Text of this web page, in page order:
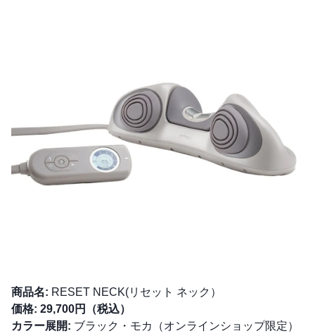
商品名: RESET NECK(リセット ネック）
価格: 29,700円（税込）
カラー展開: ブラック・モカ（オンラインショップ限定）